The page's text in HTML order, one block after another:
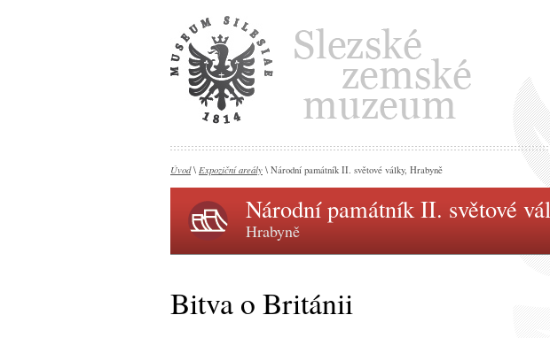
Úvod\ Expoziční areály \ Národní památník II. světové války, Hrabyně
Národní památník II. světové
Hrabyně
Bitva o Británii